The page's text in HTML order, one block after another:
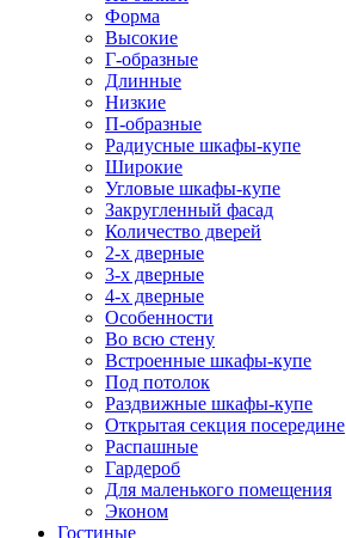
Форма
Высокие
Г-образные
Длинные
Низкие
П-образные
Радиусные шкафы-купе
Широкие
Угловые шкафы-купе
Закругленный фасад
Количество дверей
2-х дверные
3-х дверные
4-х дверные
Особенности
Во всю стену
Встроенные шкафы-купе
Под потолок
Раздвижные шкафы-купе
Открытая секция посередине
Распашные
Гардероб
Для маленького помещения
Эконом
Гостиные